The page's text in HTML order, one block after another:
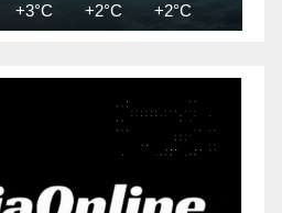
+3°C +2°C +2°C +2°C